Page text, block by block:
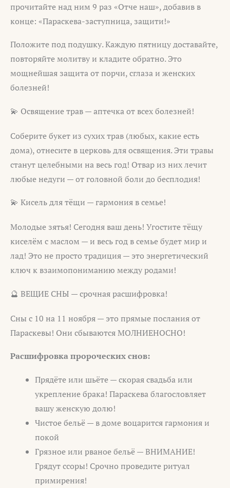
прочитайте над ним 9 раз «Отче наш», добавив в
конце: «Параскева-заступница, защити!»
Положите под подушку. Каждую пятницу доставайте,
повторяйте молитву и кладите обратно. Это
мощнейшая защита от порчи, сглаза и женских
болезней!
💫 Освящение трав — аптечка от всех болезней!
Соберите букет из сухих трав (любых, какие есть
дома), отнесите в церковь для освящения. Эти травы
станут целебными на весь год! Отвар из них лечит
любые недуги — от головной боли до бесплодия!
💫 Кисель для тёщи — гармония в семье!
Молодые зятья! Сегодня ваш день! Угостите тёщу
киселём с маслом — и весь год в семье будет мир и
лад! Это не просто традиция — это энергетический
ключ к взаимопониманию между родами!
🔮 ВЕЩИЕ СНЫ — срочная расшифровка!
Сны с 10 на 11 ноября — это прямые послания от
Параскевы! Они сбываются МОЛНИЕНОСНО!
Расшифровка пророческих снов:
Прядёте или шьёте — скорая свадьба или
укрепление брака! Параскева благословляет
вашу женскую долю!
Чистое бельё — в доме воцарится гармония и
покой
Грязное или рваное бельё — ВНИМАНИЕ!
Грядут ссоры! Срочно проведите ритуал
примирения!